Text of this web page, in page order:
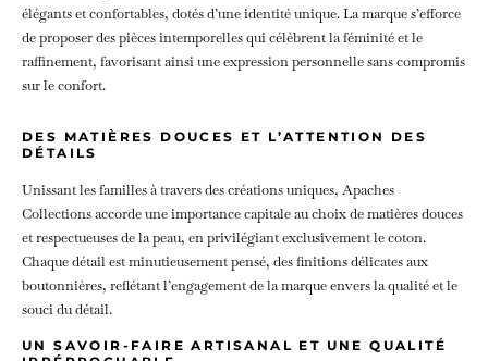
élégants et confortables, dotés d’une identité unique. La marque s’efforce
de proposer des pièces intemporelles qui célèbrent la féminité et le
raffinement, favorisant ainsi une expression personnelle sans compromis
sur le confort.
DES MATIÈRES DOUCES ET L’ATTENTION DES
DÉTAILS
Unissant les familles à travers des créations uniques, Apaches
Collections accorde une importance capitale au choix de matières douces
et respectueuses de la peau, en privilégiant exclusivement le coton.
Chaque détail est minutieusement pensé, des finitions délicates aux
boutonnières, reflétant l’engagement de la marque envers la qualité et le
souci du détail.
UN SAVOIR-FAIRE ARTISANAL ET UNE QUALITÉ